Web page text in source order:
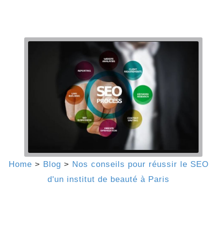
Home > Blog > Nos conseils pour réussir le SEO
d'un institut de beauté à Paris